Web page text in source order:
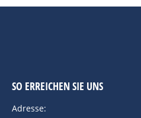
SO ERREICHEN SIE UNS
Adresse: